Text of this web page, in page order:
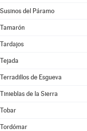
Susinos del Páramo
Tamarón
Tardajos
Tejada
Terradillos de Esgueva
Tinieblas de la Sierra
Tobar
Tordómar